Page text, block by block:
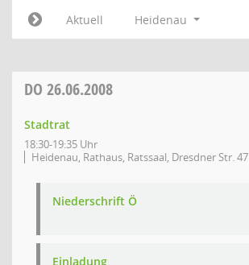
Aktuell
Heidenau
DO 26.06.2008
Stadtrat
18:30-19:35 Uhr
Heidenau, Rathaus, Ratssaal, Dresdner Str. 47
Niederschrift Ö
Einladung